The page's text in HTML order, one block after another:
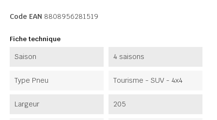
Code EAN 8808956281519
Fiche technique
Saison 4 saisons
Type Pneu Tourisme - SUV - 4x4
Largeur 205